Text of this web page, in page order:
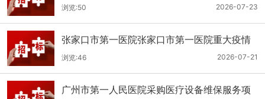
购（三次）公开招标公告
2026-07-23
浏览:50
张家口市第一医院张家口市第一医院重大疫情
救治基地手术室及重症监护室医疗设备采购项
目更正公告
2026-07-21
浏览:46
广州市第一人民医院采购医疗设备维保服务项